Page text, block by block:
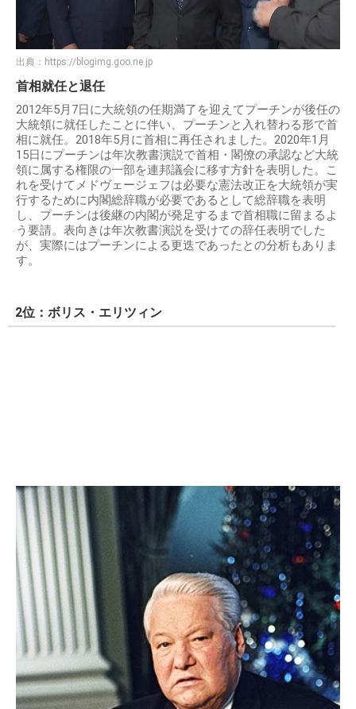
出典： https://blogimg.goo.ne.jp
首相就任と退任
2012年5月7日に大統領の任期満了を迎えてプーチンが後任の
大統領に就任したことに伴い、プーチンと入れ替わる形で首
相に就任。2018年5月に首相に再任されました。2020年1月
15日にプーチンは年次教書演説で首相・閣僚の承認など大統
領に属する権限の一部を連邦議会に移す方針を表明した。こ
れを受けてメドヴェージェフは必要な憲法改正を大統領が実
行するために内閣総辞職が必要であるとして総辞職を表明
し、プーチンは後継の内閣が発足するまで首相職に留まるよ
う要請。表向きは年次教書演説を受けての辞任表明でした
が、実際にはプーチンによる更迭であったとの分析もありま
す。
2位：ボリス・エリツィン